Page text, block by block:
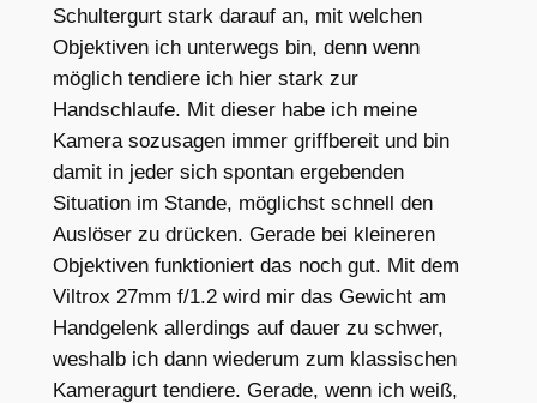
Schultergurt stark darauf an, mit welchen
Objektiven ich unterwegs bin, denn wenn
möglich tendiere ich hier stark zur
Handschlaufe. Mit dieser habe ich meine
Kamera sozusagen immer griffbereit und bin
damit in jeder sich spontan ergebenden
Situation im Stande, möglichst schnell den
Auslöser zu drücken. Gerade bei kleineren
Objektiven funktioniert das noch gut. Mit dem
Viltrox 27mm f/1.2 wird mir das Gewicht am
Handgelenk allerdings auf dauer zu schwer,
weshalb ich dann wiederum zum klassischen
Kameragurt tendiere. Gerade, wenn ich weiß,